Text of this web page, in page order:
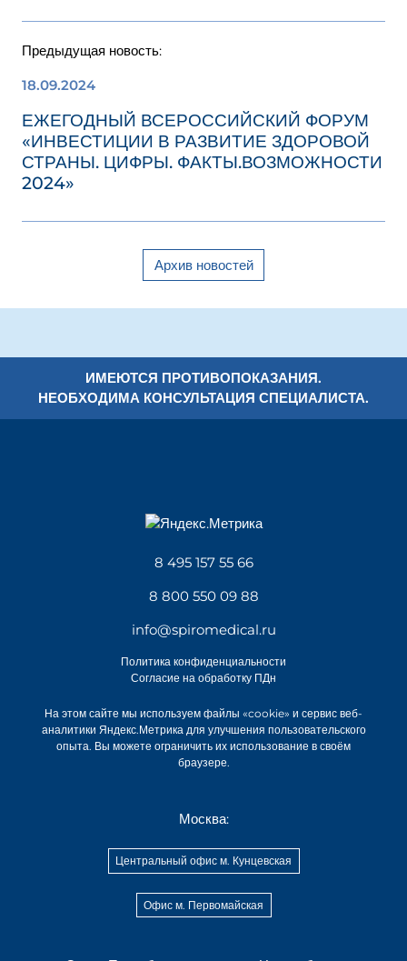
Предыдущая новость:
18.09.2024
ЕЖЕГОДНЫЙ ВСЕРОССИЙСКИЙ ФОРУМ
«ИНВЕСТИЦИИ В РАЗВИТИЕ ЗДОРОВОЙ
СТРАНЫ. ЦИФРЫ. ФАКТЫ.ВОЗМОЖНОСТИ
2024»
Архив новостей
ИМЕЮТСЯ ПРОТИВОПОКАЗАНИЯ.
НЕОБХОДИМА КОНСУЛЬТАЦИЯ СПЕЦИАЛИСТА.
Москва:
Центральный офис м. Кунцевская
Офис м. Первомайская
8 495 157 55 66
8 800 550 09 88
info@spiromedical.ru
Политика конфиденциальности
Согласие на обработку ПДн
На этом сайте мы используем файлы «cookie» и сервис веб-
аналитики Яндекс.Метрика для улучшения пользовательского
опыта. Вы можете ограничить их использование в своём
браузере.